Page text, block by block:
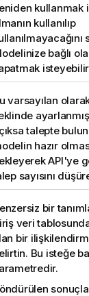
kullanmak
kullanılıp
bağlı
varsayılan
talepte
hazır
API'ye
sayısını
bir
veri
bir
Bu isteğe